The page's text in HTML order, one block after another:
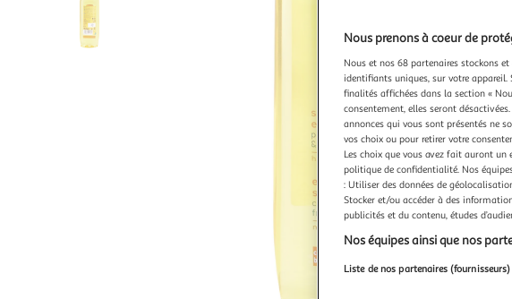
Nous prenons à coeur de
Nous et nos 68 partenaires stockons
identifiants uniques, sur votre appareil.
finalités affichées dans la section «
consentement, elles seront
annonces qui vous sont présentés ne
vos choix ou pour retirer votre
Les choix que vous avez fait auront un
politique de confidentialité. Nos
: Utiliser des données de
Stocker et/ou accéder à des
publicités et du contenu, études
Nos équipes ainsi que nos
Liste de nos partenaires (fournisseurs)